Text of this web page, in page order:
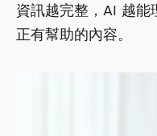
資訊越完整，AI 越能
正有幫助的內容。